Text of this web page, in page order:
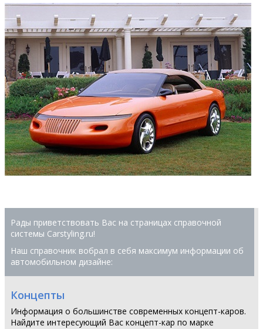
Рады приветствовать Вас на страницах справочной
системы Сarstyling.ru!
Наш справочник вобрал в себя максимум информации об
автомобильном дизайне:
Концепты
Информация о большинстве современных концепт-каров.
Найдите интересующий Вас концепт-кар по марке